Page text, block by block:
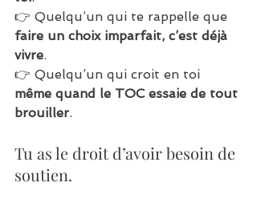
👉 Quelqu’un qui te rappelle que
faire un choix imparfait, c’est déjà
vivre.
👉 Quelqu’un qui croit en toi
même quand le TOC essaie de tout
brouiller.
Tu as le droit d’avoir besoin de
soutien.